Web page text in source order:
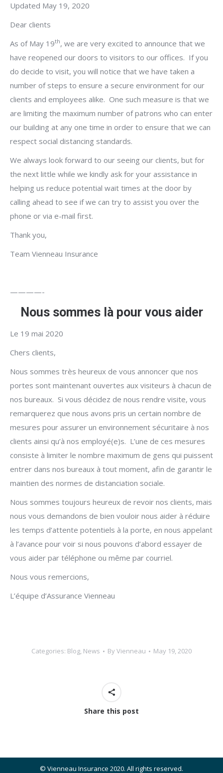
Updated May 19, 2020
Dear clients
As of May 19th, we are very excited to announce that we
have reopened our doors to visitors to our offices. If you
do decide to visit, you will notice that we have taken a
number of steps to ensure a secure environment for our
clients and employees alike. One such measure is that we
are limiting the maximum number of patrons who can enter
our building at any one time in order to ensure that we can
respect social distancing standards.
We always look forward to our seeing our clients, but for
the next little while we kindly ask for your assistance in
helping us reduce potential wait times at the door by
calling ahead to see if we can try to assist you over the
phone or via e-mail first.
Thank you,
Team Vienneau Insurance
————-
Nous sommes là pour vous aider
Le 19 mai 2020
Chers clients,
Nous sommes très heureux de vous annoncer que nos
portes sont maintenant ouvertes aux visiteurs à chacun de
nos bureaux. Si vous décidez de nous rendre visite, vous
remarquerez que nous avons pris un certain nombre de
mesures pour assurer un environnement sécuritaire à nos
clients ainsi qu’à nos employé(e)s. L’une de ces mesures
consiste à limiter le nombre maximum de gens qui puissent
entrer dans nos bureaux à tout moment, afin de garantir le
maintien des normes de distanciation sociale.
Nous sommes toujours heureux de revoir nos clients, mais
nous vous demandons de bien vouloir nous aider à réduire
les temps d’attente potentiels à la porte, en nous appelant
à l’avance pour voir si nous pouvons d’abord essayer de
vous aider par téléphone ou même par courriel.
Nous vous remercions,
L’équipe d’Assurance Vienneau
Categories: Blog, News ByVienneau May 19, 2020
Share this post
© Vienneau Insurance 2020. All rights reserved.